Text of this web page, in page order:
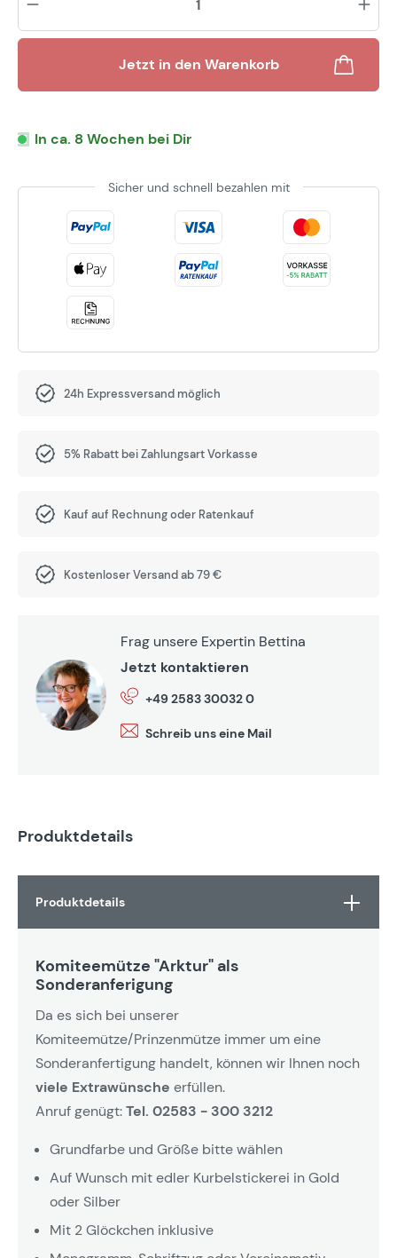
Jetzt in den Warenkorb
In ca. 8 Wochen bei Dir
Sicher und schnell bezahlen mit
24h Expressversand möglich
5% Rabatt bei Zahlungsart Vorkasse
Kauf auf Rechnung oder Ratenkauf
Kostenloser Versand ab 79 €
Frag unsere Expertin Bettina
Jetzt kontaktieren
+49 2583 30032 0
Schreib uns eine Mail
Produktdetails
Produktdetails
Komiteemütze "Arktur" als
Sonderanferigung
Da es sich bei unserer
Komiteemütze/Prinzenmütze immer um eine
Sonderanfertigung handelt, können wir Ihnen noch
viele Extrawünsche erfüllen.
Anruf genügt:Tel. 02583 - 300 3212
Grundfarbe und Größe bitte wählen
Auf Wunsch mit edler Kurbelstickerei in Gold
oder Silber
Mit 2 Glöckchen inklusive